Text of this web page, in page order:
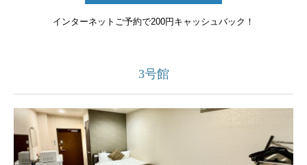
インターネットご予約で200円キャッシュバック！
3号館